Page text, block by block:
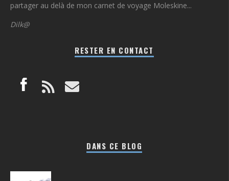
partager au delà de mon carnet de voyage Moleskine...
Dilk@
RESTER EN CONTACT
DANS CE BLOG